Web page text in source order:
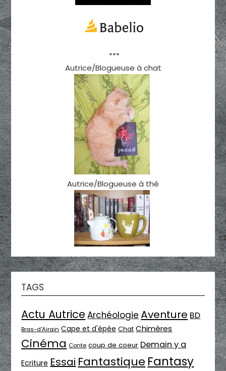
***
Autrice/Blogueuse à chat
Autrice/Blogueuse à thé
TAGS
Actu Autrice Archéologie Aventure BD
Bras-d'Airain Cape et d'épée Chat Chimères
Cinéma Conte coup de coeur Demain y a
Ecriture Essai Fantastique Fantasy